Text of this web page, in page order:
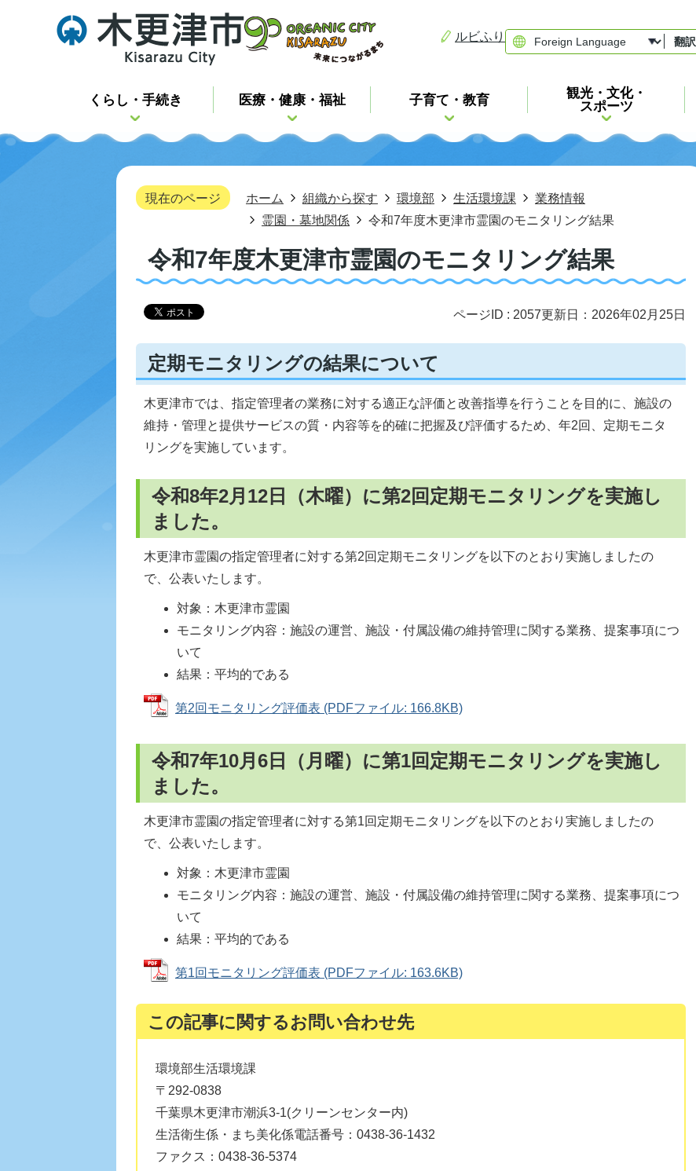
ルビふり 翻訳
くらし・手続き 医療・健康・福祉 子育て・教育
観光・文化・
スポーツ
現在のページ ホーム 組織から探す 環境部 生活環境課
業務情報
霊園・墓地関係
令和7年度木更津市霊園のモニタリング結果
令和7年度木更津市霊園のモニタリング結果
ページID : 2057更新日：2026年02月25日
定期モニタリングの結果について
木更津市では、指定管理者の業務に対する適正な評価と改善指導を行うことを目的に、施設の
維持・管理と提供サービスの質・内容等を的確に把握及び評価するため、年2回、定期モニタ
リングを実施しています。
令和8年2月12日（木曜）に第2回定期モニタリングを実施し
ました。
木更津市霊園の指定管理者に対する第2回定期モニタリングを以下のとおり実施しましたの
で、公表いたします。
対象：木更津市霊園
モニタリング内容：施設の運営、施設・付属設備の維持管理に関する業務、提案事項につ
いて
結果：平均的である
第2回モニタリング評価表 (PDFファイル: 166.8KB)
令和7年10月6日（月曜）に第1回定期モニタリングを実施し
ました。
木更津市霊園の指定管理者に対する第1回定期モニタリングを以下のとおり実施しましたの
で、公表いたします。
対象：木更津市霊園
モニタリング内容：施設の運営、施設・付属設備の維持管理に関する業務、提案事項につ
いて
結果：平均的である
第1回モニタリング評価表 (PDFファイル: 163.6KB)
この記事に関するお問い合わせ先
環境部生活環境課
〒292-0838
千葉県木更津市潮浜3-1(クリーンセンター内)
生活衛生係・まち美化係電話番号：0438-36-1432
ファクス：0438-36-5374